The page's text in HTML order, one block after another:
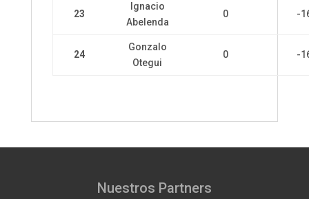
23
Ignacio
Abelenda
0 -
24
Gonzalo
Otegui
0 -
Nuestros Partners